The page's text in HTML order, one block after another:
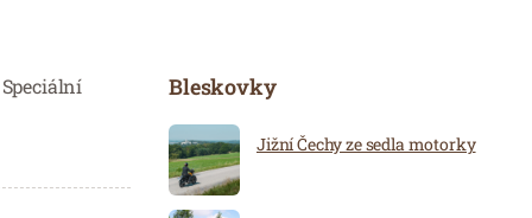
Bleskovky
Jižní Čechy ze sedla motorky